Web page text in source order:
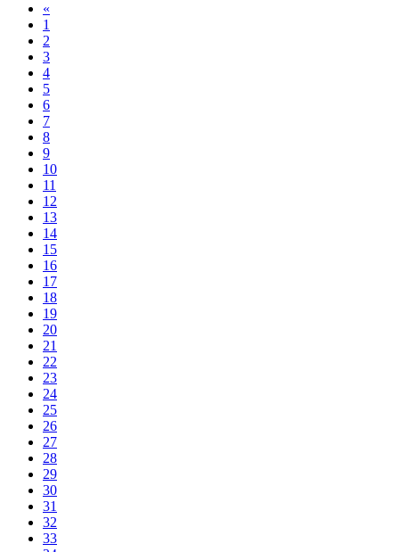
«
1
2
3
4
5
6
7
8
9
10
11
12
13
14
15
16
17
18
19
20
21
22
23
24
25
26
27
28
29
30
31
32
33